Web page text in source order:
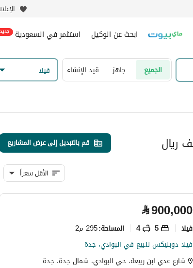
ابحث عن الوكيل استثمر في السعودية جديد
الجميع جاهز قيد الإنشاء فیلا
قم بالتبديل إلى عرض المشاريع
الأقل سعراً
⃁900,000
فیلا 5
4 المساحة:295 م2
فيلا دوبليكس للبيع في البوادي، جدة
شارع عدي ابن ربيعة، حي البوادي، شمال جدة، جدة